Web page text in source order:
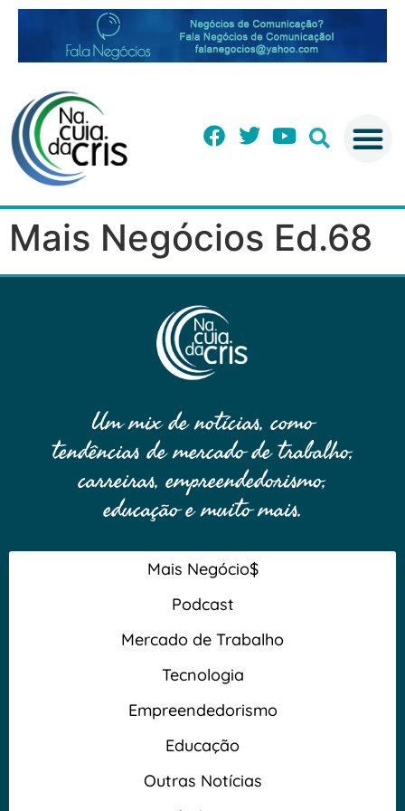
Mais Negócios Ed.68
Um mix de notícias, como
tendências de mercado de trabalho,
carreiras, empreendedorismo,
educação e muito mais.
Mais Negócio$
Podcast
Mercado de Trabalho
Tecnologia
Empreendedorismo
Educação
Outras Notícias